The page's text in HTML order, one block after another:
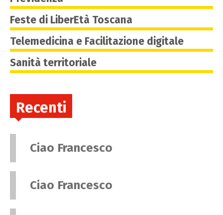
Feste di LiberEtà Toscana
Telemedicina e Facilitazione digitale
Sanità territoriale
Recenti
Ciao Francesco
Ciao Francesco